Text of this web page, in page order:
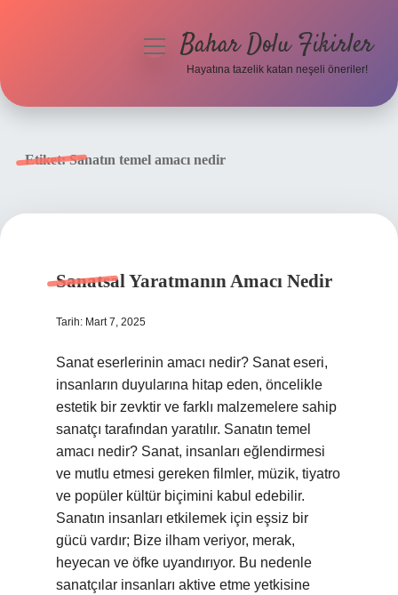
menüyüBahar Dolu Fikirler
Hayatına tazelik katan neşeli öneriler!
Etiket:Sanatın temel amacı nedir
Sanatsal Yaratmanın Amacı Nedir
Tarih: Mart 7, 2025
Sanat eserlerinin amacı nedir? Sanat eseri,
insanların duyularına hitap eden, öncelikle
estetik bir zevktir ve farklı malzemelere sahip
sanatçı tarafından yaratılır. Sanatın temel
amacı nedir? Sanat, insanları eğlendirmesi
ve mutlu etmesi gereken filmler, müzik, tiyatro
ve popüler kültür biçimini kabul edebilir.
Sanatın insanları etkilemek için eşsiz bir
gücü vardır; Bize ilham veriyor, merak,
heyecan ve öfke uyandırıyor. Bu nedenle
sanatçılar insanları aktive etme yetkisine